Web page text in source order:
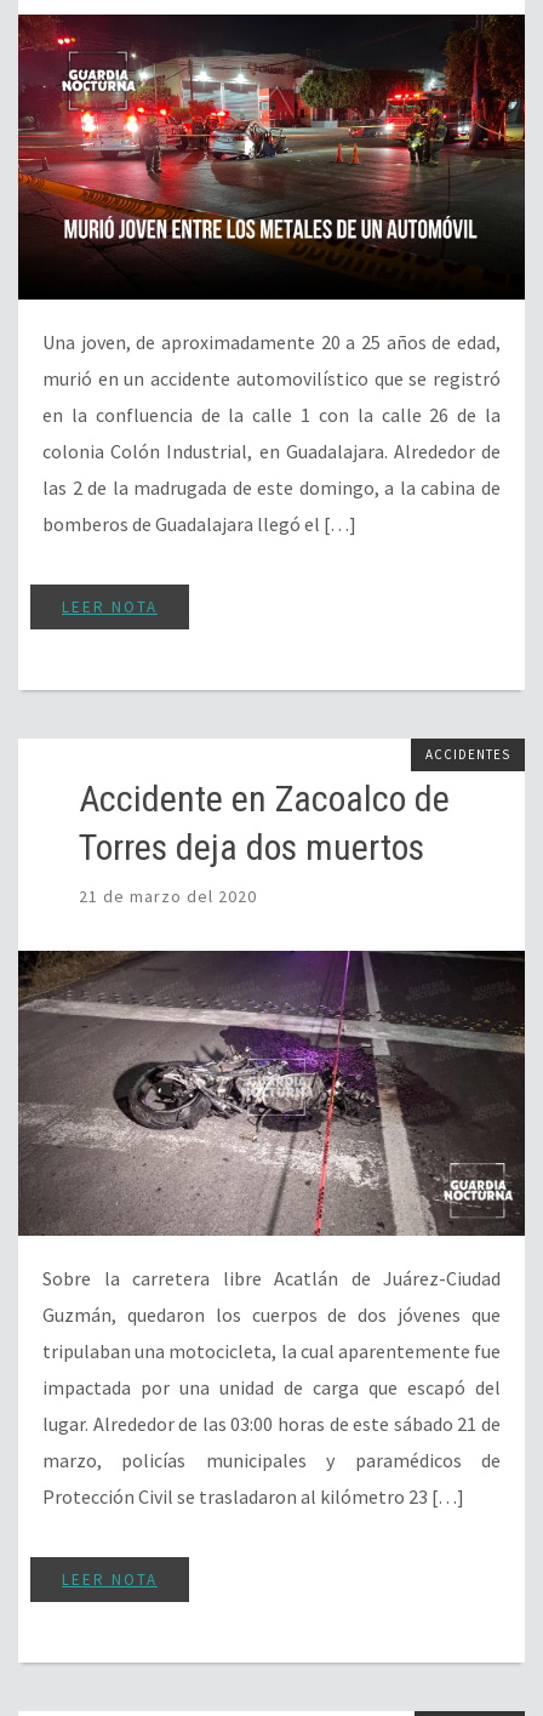
Una joven, de aproximadamente 20 a 25 años de edad,
murió en un accidente automovilístico que se registró
en la confluencia de la calle 1 con la calle 26 de la
colonia Colón Industrial, en Guadalajara. Alrededor de
las 2 de la madrugada de este domingo, a la cabina de
bomberos de Guadalajara llegó el […]
LEER NOTA
ACCIDENTES
Accidente en Zacoalco de
Torres deja dos muertos
21 de marzo del 2020
Sobre la carretera libre Acatlán de Juárez-Ciudad
Guzmán, quedaron los cuerpos de dos jóvenes que
tripulaban una motocicleta, la cual aparentemente fue
impactada por una unidad de carga que escapó del
lugar. Alrededor de las 03:00 horas de este sábado 21 de
marzo, policías municipales y paramédicos de
Protección Civil se trasladaron al kilómetro 23 […]
LEER NOTA